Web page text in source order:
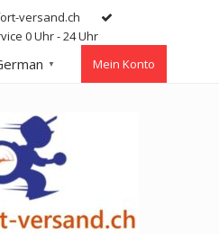
versand.ch
0 Uhr - 24 Uhr
▼ Mein Konto